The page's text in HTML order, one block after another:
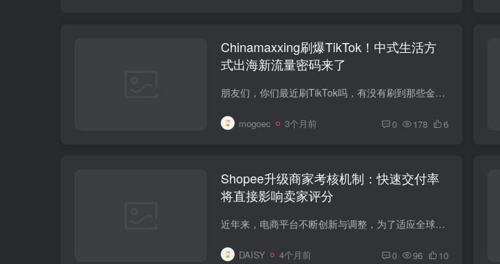
Chinamaxxing刷爆TikTok！中式生活方
式出海新流量密码来了
朋友们，你们最近刷TikTok吗，有没有刷到那些金发碧眼的西方年轻人，突然把“喝热水”当成人生信仰、进门必换棉拖鞋、早餐改喝苹果银耳羹的视频？一条视频动辄几百万播放，评论区全是“I’m Chi...
mogoec 3个月前 0 178 6
Shopee升级商家考核机制：快速交付率
将直接影响卖家评分
近年来，电商平台不断创新与调整，为了适应全球零售市场的快速变化。Shopee，作为东南亚领先的电商平台之一，近期宣布对其物流与履约相关政策进行重大调整。这一举措不仅涉及发货时效、自动取消...
DAISY 4个月前 0 96 10